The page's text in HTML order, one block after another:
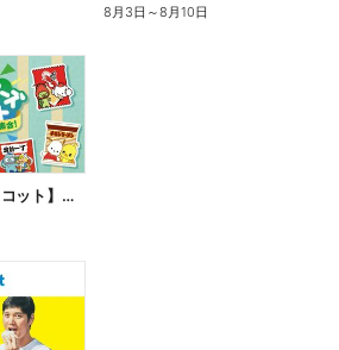
8月3日 ～8月10日
【サンリオ×メーカーマスコット】オリジナルグッズ貰える!